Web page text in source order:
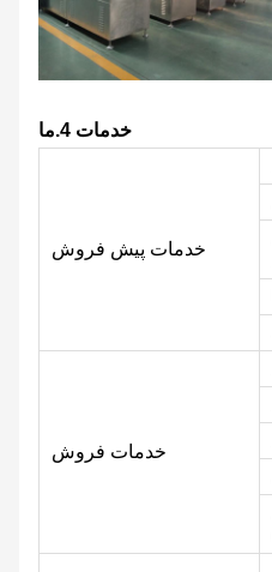
خدمات 4.ما
خدمات پیش فروش
خدمات فروش